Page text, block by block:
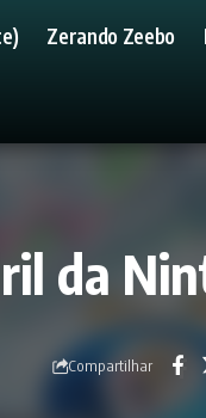
Zerando Zeebo
da
Compartilhar